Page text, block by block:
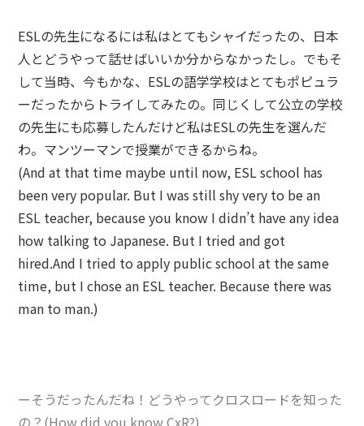
ESLの先生になるには私はとてもシャイだったの、日本
人とどうやって話せばいいか分からなかったし。でもそ
して当時、今もかな、ESLの語学学校はとてもポピュラ
ーだったからトライしてみたの。同じくして公立の学校
の先生にも応募したんだけど私はESLの先生を選んだ
わ。マンツーマンで授業ができるからね。
(And at that time maybe until now, ESL school has
been very popular. But I was still shy very to be an
ESL teacher, because you know I didn’t have any idea
how talking to Japanese. But I tried and got
hired.And I tried to apply public school at the same
time, but I chose an ESL teacher. Because there was
man to man.)
ーそうだったんだね！どうやってクロスロードを知った